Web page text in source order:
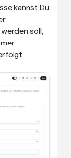
kannst Du
soll,